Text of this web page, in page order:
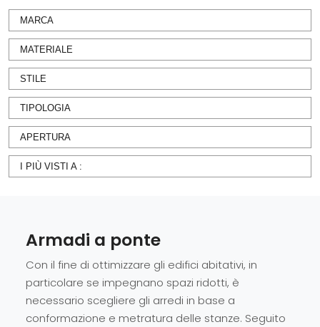
MARCA
MATERIALE
STILE
TIPOLOGIA
APERTURA
I PIÙ VISTI A :
Armadi a ponte
Con il fine di ottimizzare gli edifici abitativi, in
particolare se impegnano spazi ridotti, è
necessario scegliere gli arredi in base a
conformazione e metratura delle stanze. Seguito